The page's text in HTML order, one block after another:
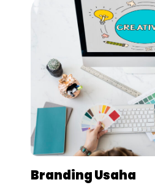
Branding Usaha